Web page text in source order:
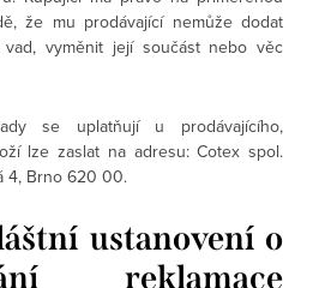
že mu prodávající nemůže dodat
vyměnit její součást nebo věc
se uplatňují u prodávajícího,
lze zaslat na adresu: Cotex spol.
4, Brno 620 00.
ustanovení o
reklamace